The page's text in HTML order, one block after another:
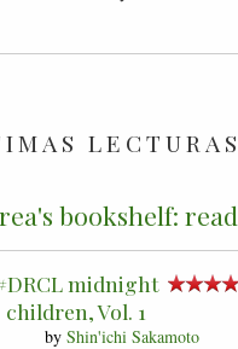
LECTURAS
bookshelf: read
midnight
children, Vol. 1
by Shin'ichi Sakamoto